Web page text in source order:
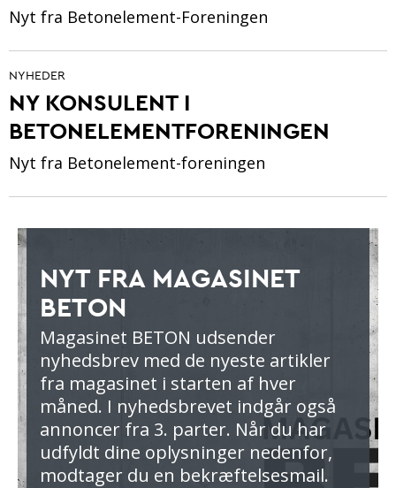
Nyt fra Betonelement-Foreningen
NYHEDER
NY KONSULENT I
BETONELEMENTFORENINGEN
Nyt fra Betonelement-foreningen
NYT FRA MAGASINET
BETON
Magasinet BETON udsender
nyhedsbrev med de nyeste artikler
fra magasinet i starten af hver
måned. I nyhedsbrevet indgår også
annoncer fra 3. parter. Når du har
udfyldt dine oplysninger nedenfor,
modtager du en bekræftelsesmail.